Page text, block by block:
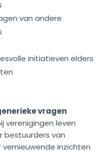
van andere
initiatieven elders
vragen
verenigingen leven
bestuurders van
inzichten